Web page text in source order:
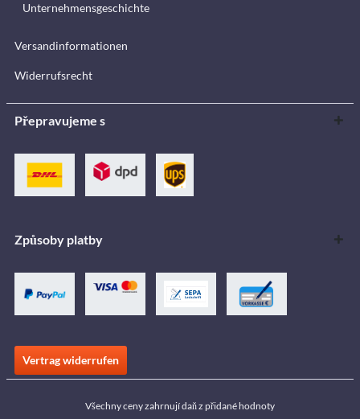
Unternehmensgeschichte
Versandinformationen
Widerrufsrecht
Přepravujeme s
Způsoby platby
Vertrag widerrufen
Všechny ceny zahrnují daň z přidané hodnoty